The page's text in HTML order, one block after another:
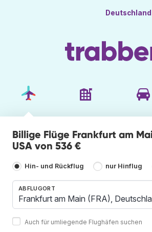
Deutschland
Billige Flüge Frankfurt am
USA von 536 €
Hin- und Rückflug nur Hinflug
ABFLUGORT
Auch für umliegende Flughäfen suchen